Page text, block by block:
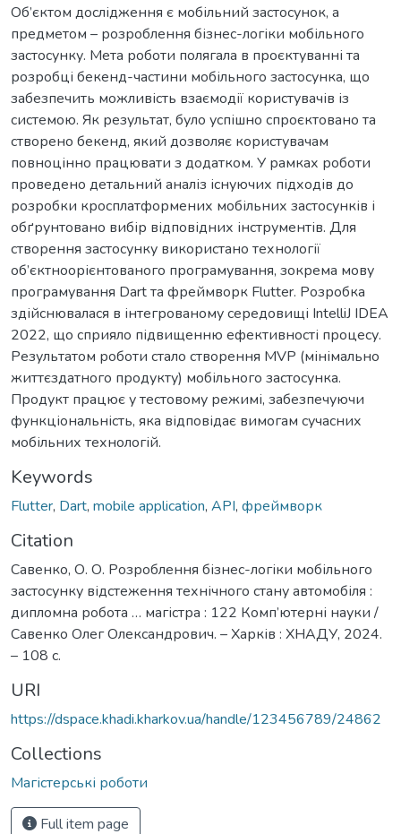
Об’єктом дослідження є мобільний застосунок, а
предметом – розроблення бізнес-логіки мобільного
застосунку. Мета роботи полягала в проєктуванні та
розробці бекенд-частини мобільного застосунка, що
забезпечить можливість взаємодії користувачів із
системою. Як результат, було успішно спроєктовано та
створено бекенд, який дозволяє користувачам
повноцінно працювати з додатком. У рамках роботи
проведено детальний аналіз існуючих підходів до
розробки кросплатформених мобільних застосунків і
обґрунтовано вибір відповідних інструментів. Для
створення застосунку використано технології
об’єктноорієнтованого програмування, зокрема мову
програмування Dart та фреймворк Flutter. Розробка
здійснювалася в інтегрованому середовищі IntelliJ IDEA
2022, що сприяло підвищенню ефективності процесу.
Результатом роботи стало створення MVP (мінімально
життєздатного продукту) мобільного застосунка.
Продукт працює у тестовому режимі, забезпечуючи
функціональність, яка відповідає вимогам сучасних
мобільних технологій.
Keywords
Flutter, Dart, mobile application, API, фреймворк
Citation
Савенко, О. О. Розроблення бізнес-логіки мобільного
застосунку відстеження технічного стану автомобіля :
дипломна робота … магістра : 122 Комп’ютерні науки /
Савенко Олег Олександрович. – Харків : ХНАДУ, 2024.
– 108 с.
URI
https://dspace.khadi.kharkov.ua/handle/123456789/24862
Collections
Магістерські роботи
Full item page